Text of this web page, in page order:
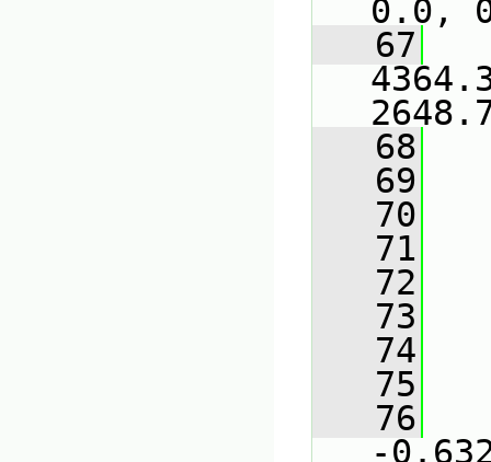
0.0,
   67
   68
   69
   70
   71
   72
   73
   74
   75
   76
-